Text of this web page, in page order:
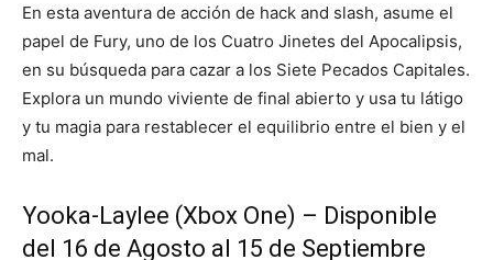
En esta aventura de acción de hack and slash, asume el
papel de Fury, uno de los Cuatro Jinetes del Apocalipsis,
en su búsqueda para cazar a los Siete Pecados Capitales.
Explora un mundo viviente de final abierto y usa tu látigo
y tu magia para restablecer el equilibrio entre el bien y el
mal.
Yooka-Laylee (Xbox One) – Disponible
del 16 de Agosto al 15 de Septiembre